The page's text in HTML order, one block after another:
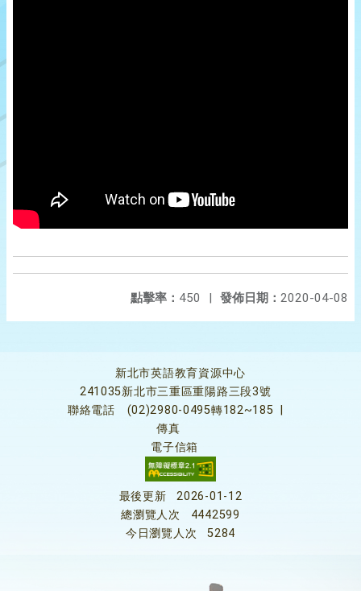
發佈日期： 2020-04-08
點擊率： 450 |
新北市英語教育資源中心
241035新北市三重區重陽路三段3號
聯絡電話
(02)2980-0495轉182~185
傳真
電子信箱
最後更新
2026-01-12
總瀏覽人次
4442599
今日瀏覽人次
5284